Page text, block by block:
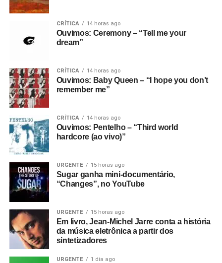
CRÍTICA 14 horas ago
Ouvimos: Ceremony – “Tell me your
dream”
CRÍTICA 14 horas ago
Ouvimos: Baby Queen – “I hope you don’t
remember me”
CRÍTICA 14 horas ago
Ouvimos: Pentelho – “Third world
hardcore (ao vivo)”
URGENTE 15 horas ago
Sugar ganha mini-documentário,
“Changes”, no YouTube
URGENTE 15 horas ago
Em livro, Jean-Michel Jarre conta a história
da música eletrônica a partir dos
sintetizadores
URGENTE 1 dia ago